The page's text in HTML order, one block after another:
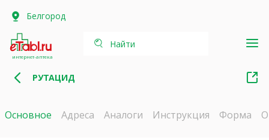
Белгород
интернет-аптека
Найти
РУТАЦИД
Основное Адреса Аналоги Инструкция Форма